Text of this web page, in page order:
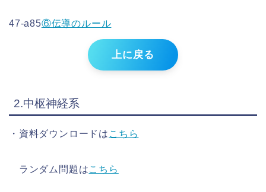
47-a85⑥伝導のルール
上に戻る
2.中枢神経系
・資料ダウンロードは こちら
ランダム問題はこちら